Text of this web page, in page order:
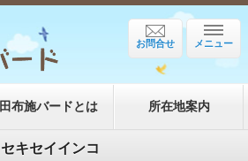
メニュー
お問合せ
田布施バードとは 所在地案内
セキセイインコ